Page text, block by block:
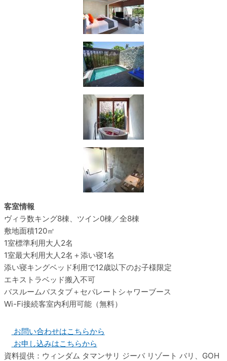
客室情報
ヴィラ数キング8棟、ツイン0棟／全8棟
敷地面積120㎡
1室標準利用大人2名
1室最大利用大人2名＋添い寝1名
添い寝キングベッド利用で12歳以下のお子様限定
エキストラベッド搬入不可
バスルームバスタブ＋セパレートシャワーブース
Wi-Fi接続客室内利用可能（無料）
お問い合わせはこちらから
お申し込みはこちらから
資料提供：ウィンダム タマンサリ ジーバ リゾート バリ、GOH